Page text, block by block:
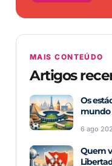
MAIS CONTEÚDO
Artigos
Os
mundo
6 ago
Quem